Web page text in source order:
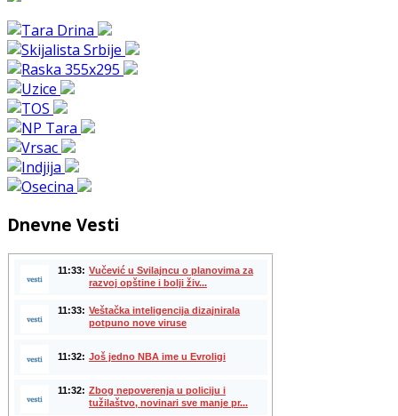
Dnevne Vesti